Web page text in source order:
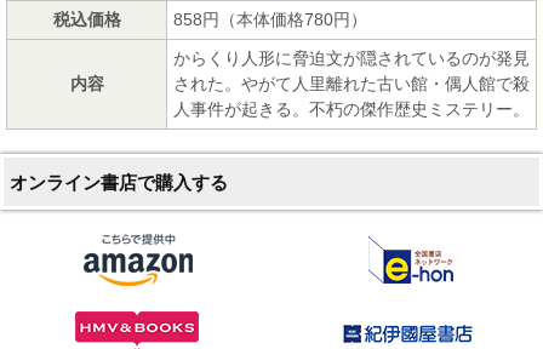
税込価格
858円（本体価格780円）
内容
からくり人形に脅迫文が隠されているのが発見
された。やがて人里離れた古い館・偶人館で殺
人事件が起きる。不朽の傑作歴史ミステリー。
オンライン書店で購入する